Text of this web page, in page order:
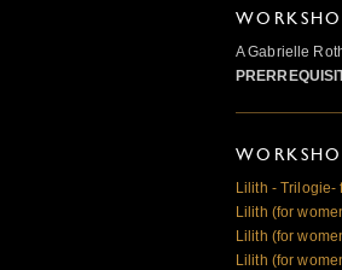
A Gabrielle
Lilith - Trilogie-
Lilith (for
Lilith (for
Lilith (for